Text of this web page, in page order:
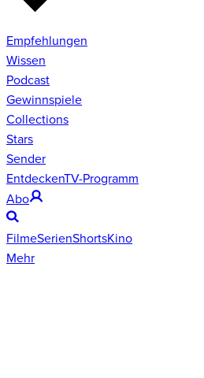
Empfehlungen
Wissen
Podcast
Gewinnspiele
Collections
Stars
Sender
EntdeckenTV-Programm
Abo
FilmeSerienShortsKino
Mehr